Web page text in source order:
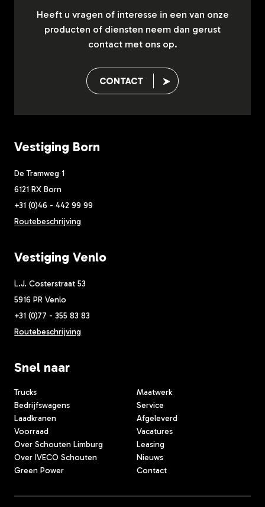
Heeft u vragen of interesse in een van onze
producten of diensten neem dan gerust
contact met ons op.
CONTACT
Vestiging Born
De Tramweg 1
6121 RX Born
+31 (0)46 - 442 99 99
Routebeschrijving
Vestiging Venlo
L.J. Costerstraat 53
5916 PR Venlo
+31 (0)77 - 355 83 83
Routebeschrijving
Snel naar
Trucks
Bedrijfswagens
Laadkranen
Voorraad
Maatwerk
Service
Afgeleverd
Vacatures
Over Schouten Limburg
Over IVECO Schouten
Green Power
Leasing
Nieuws
Contact